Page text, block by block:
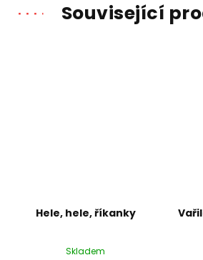
Související
Hele, hele, říkanky
Skladem